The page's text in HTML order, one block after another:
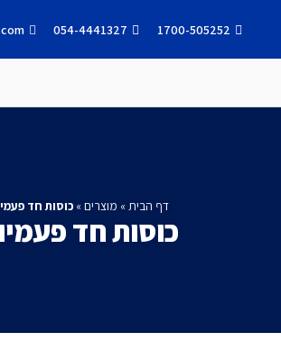
1700-505252
054-4441327
דף הבית» מוצרים»כוסות חד
כוסות חד